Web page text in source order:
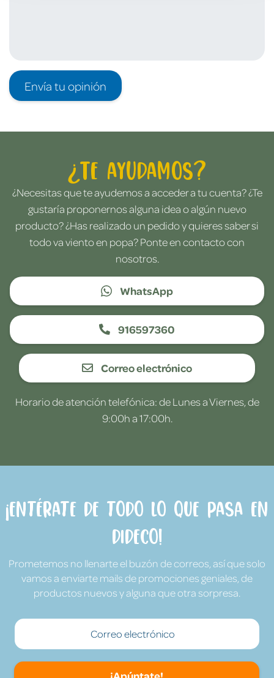
Envía tu opinión
¿Te ayudamos?
¿Necesitas que te ayudemos a acceder a tu cuenta? ¿Te
gustaría proponernos alguna idea o algún nuevo
producto? ¿Has realizado un pedido y quieres saber si
todo va viento en popa? Ponte en contacto con
nosotros.
WhatsApp
916597360
Correo electrónico
Horario de atención telefónica: de Lunes a Viernes, de
9:00h a 17:00h.
¡Entérate de todo lo que pasa en
Dideco!
Prometemos no llenarte el buzón de correos, así que solo
vamos a enviarte mails de promociones geniales, de
productos nuevos y alguna que otra sorpresa.